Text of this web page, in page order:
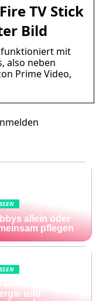
TV Stick
Bild
funktioniert mit
also neben
Prime Video,
allein oder
pflegen
Welle zu Hause:
und